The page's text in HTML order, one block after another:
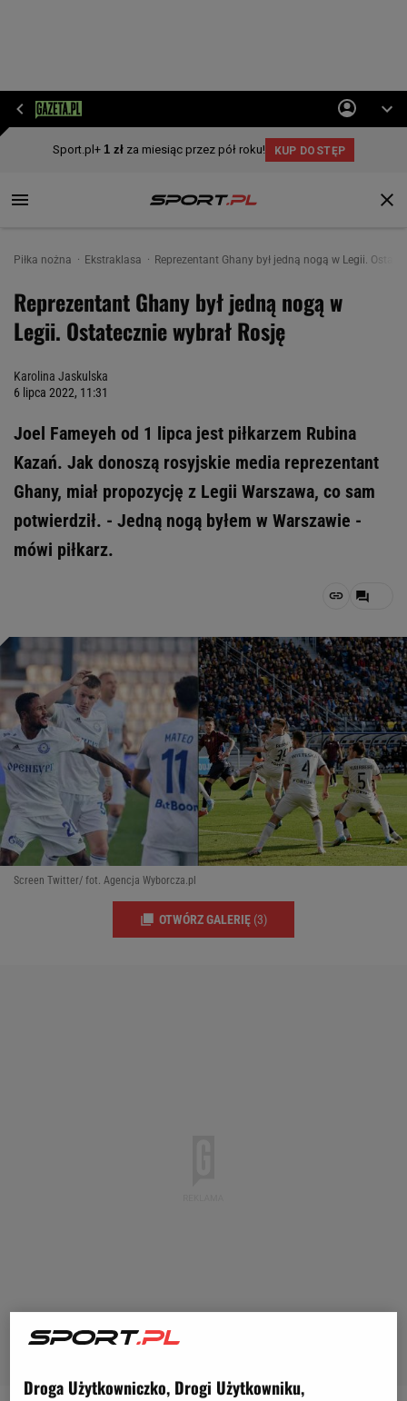
Piłka nożna Ekstraklasa Reprezentant Ghany był jedną nogą w Legii.
Reprezentant Ghany był jedną nogą w
Legii. Ostatecznie wybrał Rosję
Karolina Jaskulska
6 lipca 2022, 11:31
Joel Fameyeh od 1 lipca jest piłkarzem Rubina
Kazań. Jak donoszą rosyjskie media reprezentant
Ghany, miał propozycję z Legii Warszawa, co sam
potwierdził. - Jedną nogą byłem w Warszawie -
mówi piłkarz.
Screen Twitter/ fot. Agencja Wyborcza.pl
OTWÓRZ GALERIĘ (3)
Droga Użytkowniczko, Drogi Użytkowniku,